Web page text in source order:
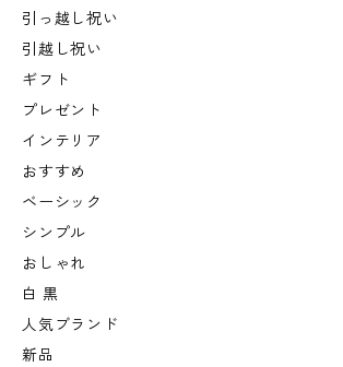
引っ越し祝い
引越し祝い
ギフト
プレゼント
インテリア
おすすめ
ベーシック
シンプル
おしゃれ
白 黒
人気ブランド
新品